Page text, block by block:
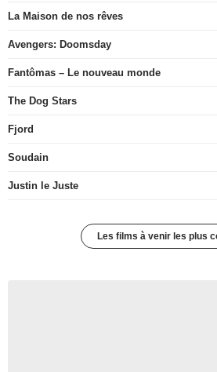
La Maison de nos rêves
Avengers: Doomsday
Fantômas – Le nouveau monde
The Dog Stars
Fjord
Soudain
Justin le Juste
Les films à venir les plus